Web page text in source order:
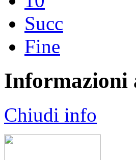
Succ
Fine
Informazioni
Chiudi info